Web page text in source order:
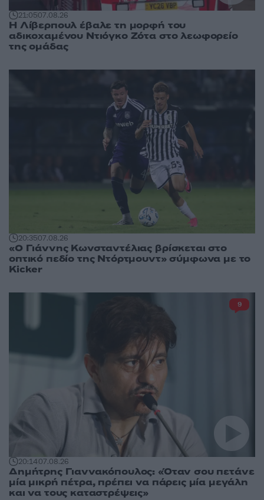
21:0507.08.26
Η Λίβερπουλ έβαλε τη μορφή του
αδικοχαμένου Ντιόγκο Ζότα στο λεωφορείο
της ομάδας
20:3507.08.26
«Ο Γιάννης Κωνσταντέλιας βρίσκεται στο
οπτικό πεδίο της Ντόρτμουντ» σύμφωνα με το
Kicker
20:1407.08.26
Δημήτρης Γιαννακόπουλος: «Όταν σου πετάνε
μία μικρή πέτρα, πρέπει να πάρεις μία μεγάλη
και να τους καταστρέψεις»
9